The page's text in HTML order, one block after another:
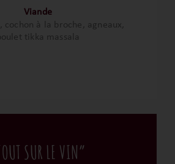
Viande
cochon à la broche, agneaux,
tikka massala
SUR LE VIN”